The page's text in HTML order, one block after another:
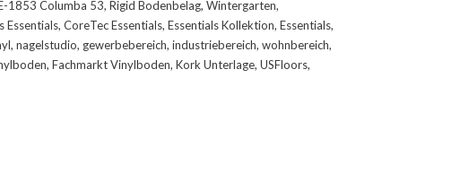
1853 Columba 53,Rigid Bodenbelag,Wintergarten,
Essentials,CoreTec Essentials,Essentials Kollektion,Essentials,
,nagelstudio, gewerbebereich,industriebereich,wohnbereich,
,Fachmarkt Vinylboden,Kork Unterlage,USFloors,